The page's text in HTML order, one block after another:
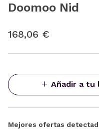
Doomoo Nid
168,06 €
Añadir a tu
Mejores ofertas